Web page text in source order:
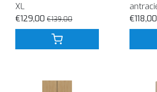
XL
€129,00 €139,00
€118,00